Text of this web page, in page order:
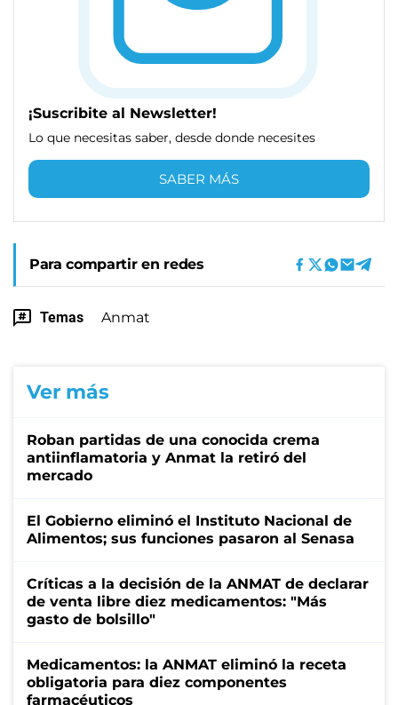
¡Suscribite al Newsletter!
Lo que necesitas saber, desde donde necesites
SABER MÁS
Para compartir en redes
Temas Anmat
Ver más
Roban partidas de una conocida crema
antiinflamatoria y Anmat la retiró del
mercado
El Gobierno eliminó el Instituto Nacional de
Alimentos; sus funciones pasaron al Senasa
Críticas a la decisión de la ANMAT de declarar
de venta libre diez medicamentos: "Más
gasto de bolsillo"
Medicamentos: la ANMAT eliminó la receta
obligatoria para diez componentes
farmacéuticos